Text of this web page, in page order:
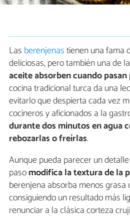
Las berenjenastienen una fama
deliciosas, pero también una de
aceite absorben cuando
cocina tradicional turca da una
evitarlo que despierta cada vez
cocineros y aficionados a la
durante dos minutos en agua
rebozarlas o freírlas.
Aunque pueda parecer un
pasomodifica la textura de la
berenjena absorba menos
consiguiendo un resultado más
renunciar a la clásica corteza